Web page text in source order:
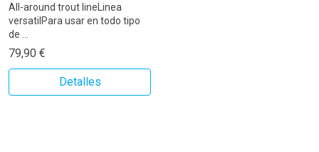
All-around trout lineLinea
versatilPara usar en todo tipo
de ...
79,90 €
Detalles